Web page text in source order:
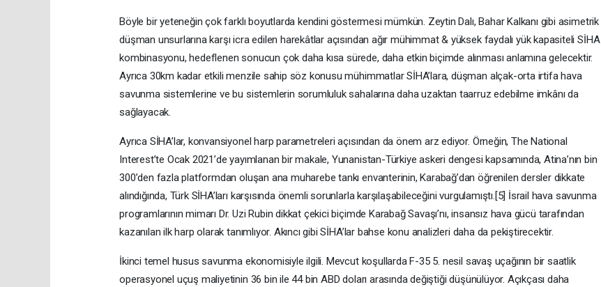
Böyle bir yeteneğin çok farklı boyutlarda kendini göstermesi mümkün. Zeytin Dalı, Bahar Kalkanı gibi asimetrik
düşman unsurlarına karşı icra edilen harekâtlar açısından ağır mühimmat & yüksek faydalı yük kapasiteli SİHA
kombinasyonu, hedeflenen sonucun çok daha kısa sürede, daha etkin biçimde alınması anlamına gelecektir.
Ayrıca 30km kadar etkili menzile sahip söz konusu mühimmatlar SİHA’lara, düşman alçak-orta irtifa hava
savunma sistemlerine ve bu sistemlerin sorumluluk sahalarına daha uzaktan taarruz edebilme imkânı da
sağlayacak.
Ayrıca SİHA’lar, konvansiyonel harp parametreleri açısından da önem arz ediyor. Örneğin, The National
Interest’te Ocak 2021’de yayımlanan bir makale, Yunanistan-Türkiye askeri dengesi kapsamında, Atina’nın bin
300’den fazla platformdan oluşan ana muharebe tankı envanterinin, Karabağ’dan öğrenilen dersler dikkate
alındığında, Türk SİHA’ları karşısında önemli sorunlarla karşılaşabileceğini vurgulamıştı.[5] İsrail hava savunma
programlarının mimarı Dr. Uzi Rubin dikkat çekici biçimde Karabağ Savaşı’nı, insansız hava gücü tarafından
kazanılan ilk harp olarak tanımlıyor. Akıncı gibi SİHA’lar bahse konu analizleri daha da pekiştirecektir.
İkinci temel husus savunma ekonomisiyle ilgili. Mevcut koşullarda F-35 5. nesil savaş uçağının bir saatlik
operasyonel uçuş maliyetinin 36 bin ile 44 bin ABD doları arasında değiştiği düşünülüyor. Açıkçası daha